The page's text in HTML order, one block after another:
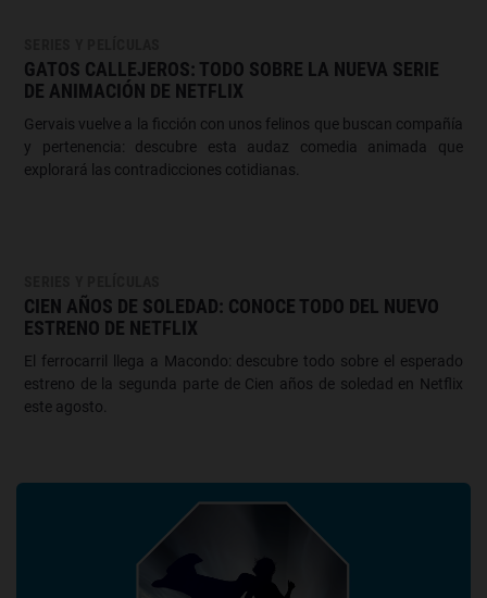
GATOS CALLEJEROS: TODO SOBRE LA NUEVA SERIE
DE ANIMACIÓN DE NETFLIX
Gervais vuelve a la ficción con unos felinos que buscan compañía
y pertenencia: descubre esta audaz comedia animada que
explorará las contradicciones cotidianas.
CIEN AÑOS DE SOLEDAD: CONOCE TODO DEL NUEVO
ESTRENO DE NETFLIX
El ferrocarril llega a Macondo: descubre todo sobre el esperado
estreno de la segunda parte de Cien años de soledad en Netflix
este agosto.